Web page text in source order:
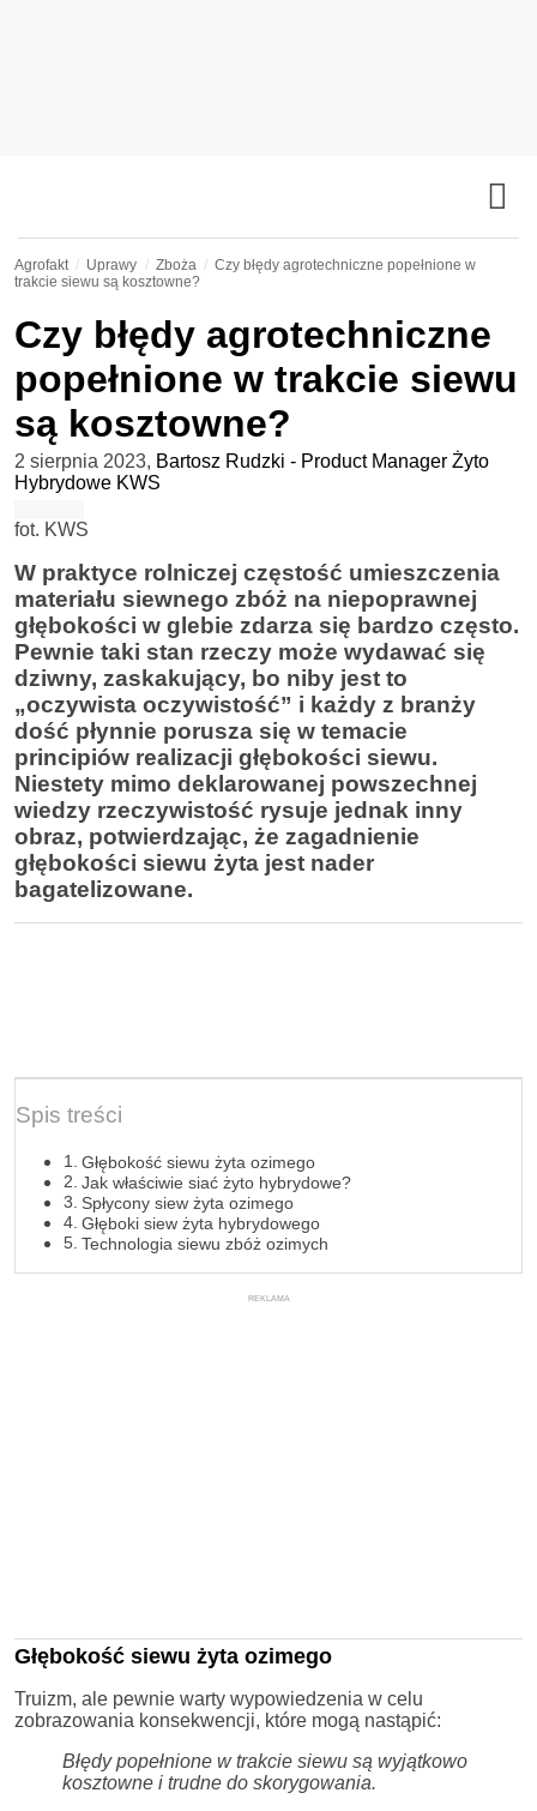
Agrofakt Uprawy Zboża
Czy błędy agrotechniczne popełnione w
trakcie siewu są kosztowne?
Czy błędy agrotechniczne
popełnione w trakcie siewu
są kosztowne?
2 sierpnia 2023, Bartosz Rudzki - Product Manager Żyto
Hybrydowe KWS
fot. KWS
W praktyce rolniczej częstość umieszczenia
materiału siewnego zbóż na niepoprawnej
głębokości w glebie zdarza się bardzo często.
Pewnie taki stan rzeczy może wydawać się
dziwny, zaskakujący, bo niby jest to
„oczywista oczywistość” i każdy z branży
dość płynnie porusza się w temacie
principiów realizacji głębokości siewu.
Niestety mimo deklarowanej powszechnej
wiedzy rzeczywistość rysuje jednak inny
obraz, potwierdzając, że zagadnienie
głębokości siewu żyta jest nader
bagatelizowane.
Spis treści
Głębokość siewu żyta ozimego
Jak właściwie siać żyto hybrydowe?
Spłycony siew żyta ozimego
Głęboki siew żyta hybrydowego
Technologia siewu zbóż ozimych
REKLAMA
Głębokość siewu żyta ozimego
Truizm, ale pewnie warty wypowiedzenia w celu
zobrazowania konsekwencji, które mogą nastąpić:
Błędy popełnione w trakcie siewu są wyjątkowo
kosztowne i trudne do skorygowania.